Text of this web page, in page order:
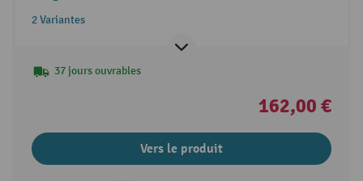
2 Variantes
37 jours ouvrables
162,00 €
Vers le produit